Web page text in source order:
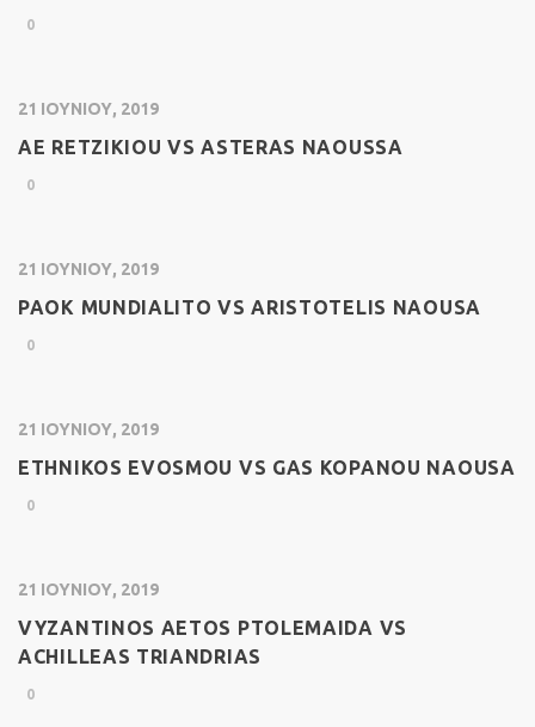
0
21 ΙΟΥΝΊΟΥ, 2019
AE RETZIKIOU VS ASTERAS NAOUSSA
0
21 ΙΟΥΝΊΟΥ, 2019
PAOK MUNDIALITO VS ARISTOTELIS NAOUSA
0
21 ΙΟΥΝΊΟΥ, 2019
ETHNIKOS EVOSMOU VS GAS KOPANOU NAOUSA
0
21 ΙΟΥΝΊΟΥ, 2019
VYZANTINOS AETOS PTOLEMAIDA VS
ACHILLEAS TRIANDRIAS
0